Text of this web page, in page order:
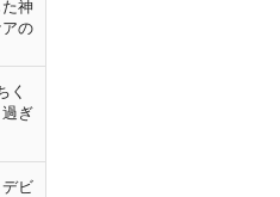
神
の
く
ぎ
デビ